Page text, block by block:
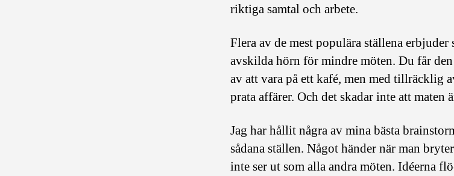
riktiga samtal och arbete.
Flera av de mest populära ställena erbjuder
avskilda hörn för mindre möten. Du får
av att vara på ett kafé, men med tillräcklig
prata affärer. Och det skadar inte att maten
Jag har hållit några av mina bästa
sådana ställen. Något händer när man
inte ser ut som alla andra möten. Idéerna